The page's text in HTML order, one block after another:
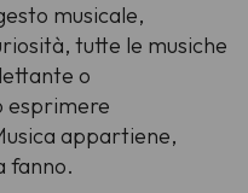
musicale,
tutte le musiche
o
esprimere
appartiene,
fanno.